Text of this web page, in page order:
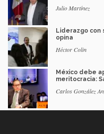
Julio Martínez
Liderazgo con
opina
Héctor Colin
México debe
meritocracia:
Carlos González